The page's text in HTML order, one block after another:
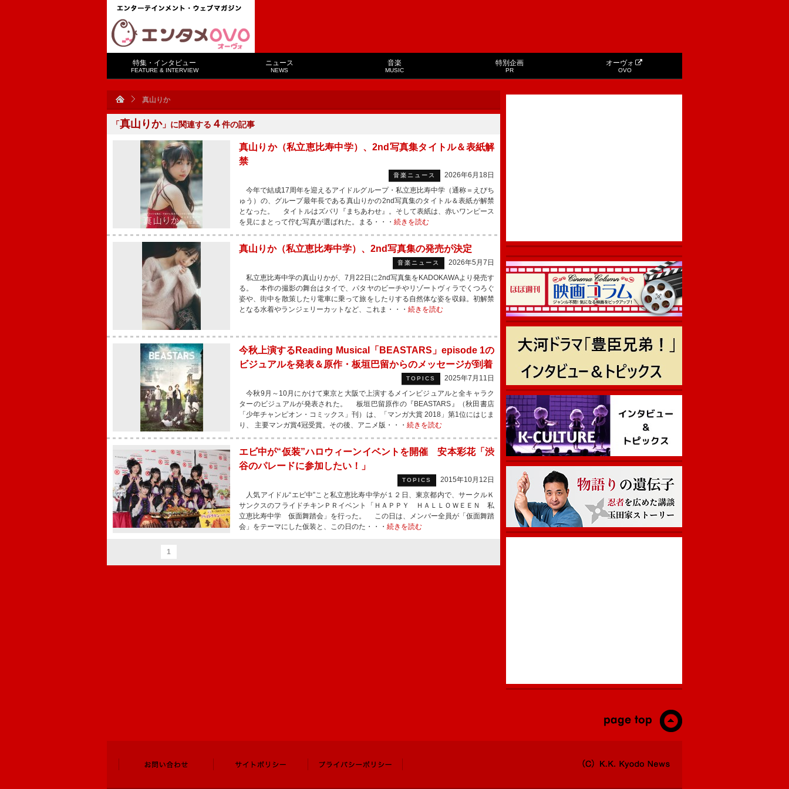
特集・インタビュー
FEATURE & INTERVIEW
ニュース
NEWS
音楽
MUSIC
特別企画
PR
オーヴォ
OVO
真山りか
「真山りか」に関連する ４件の記事
真山りか（私立恵比寿中学）、2nd写真集タイトル＆表紙解
禁
音楽ニュース
2026年6月18日
今年で結成17周年を迎えるアイドルグループ・私立恵比寿中学（通称＝えびち
ゅう）の、グループ最年長である真山りかの2nd写真集のタイトル＆表紙が解禁
となった。 タイトルはズバリ『まちあわせ』。そして表紙は、赤いワンピース
を見にまとって佇む写真が選ばれた。まる・・・ 続きを読む
真山りか（私立恵比寿中学）、2nd写真集の発売が決定
音楽ニュース
2026年5月7日
私立恵比寿中学の真山りかが、7月22日に2nd写真集をKADOKAWAより発売す
る。 本作の撮影の舞台はタイで、パタヤのビーチやリゾートヴィラでくつろぐ
姿や、街中を散策したり電車に乗って旅をしたりする自然体な姿を収録。初解禁
となる水着やランジェリーカットなど、これま・・・ 続きを読む
今秋上演するReading Musical「BEASTARS」episode 1の
ビジュアルを発表＆原作・板垣巴留からのメッセージが到着
TOPICS
2025年7月11日
今秋9月～10月にかけて東京と大阪で上演するメインビジュアルと全キャラク
ターのビジュアルが発表された。 板垣巴留原作の『BEASTARS』（秋田書店
「少年チャンピオン・コミックス」刊）は、「マンガ大賞 2018」第1位にはじま
り、 主要マンガ賞4冠受賞。その後、アニメ版・・・ 続きを読む
エビ中が“仮装”ハロウィーンイベントを開催 安本彩花「渋
谷のパレードに参加したい！」
TOPICS
2015年10月12日
人気アイドル“エビ中”こと私立恵比寿中学が１２日、東京都内で、サークルＫ
サンクスのフライドチキンＰＲイベント「ＨＡＰＰＹ ＨＡＬＬＯＷＥＥＮ 私
立恵比寿中学 仮面舞踏会」を行った。 この日は、メンバー全員が「仮面舞踏
会」をテーマにした仮装と、この日のた・・・ 続きを読む
1